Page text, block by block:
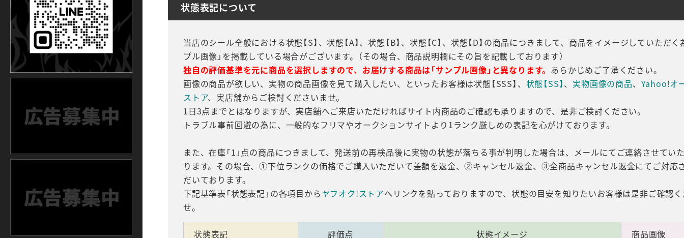
状態表記について
当店のシール全般における状態【S】、状態【A】、状態【B】、状態【C】、状態【D】の商品につきまして、商品をイメージしていただく
プル画像」を掲載している場合がございます。（その場合、商品説明欄にその旨を記載しております）
独自の評価基準を元に商品を選択しますので、お届けする商品は「サンプル画像」と異なります。 あらかじめご了承ください。
画像の商品が欲しい、実物の商品画像を見て購入したい、といったお客様は状態【SSS】、 状態【SS】、 実物画像の商品、 Yahoo!オ
ストア、実店舗からご検討くださいませ。
1日3点までとはなりますが、実店舗へご来店いただければサイト内商品のご確認も承りますので、是非ご検討ください。
トラブル事前回避の為に、一般的なフリマやオークションサイトより1ランク厳しめの表記を心がけております。
また、在庫「1」点の商品につきまして、発送前の再検品後に実物の状態が落ちる事が判明した場合は、メールにてご連絡させてい
ります。その場合、①下位ランクの価格でご購入いただいて差額を返金、②キャンセル返金、③全商品キャンセル返金にてご対応
だいております。
下記基準表「状態表記」の各項目からヤフオク!ストアへリンクを貼っておりますので、状態の目安を知りたいお客様は是非ご確認
せ。
状態表記 評価点 状態イメージ 商品画像